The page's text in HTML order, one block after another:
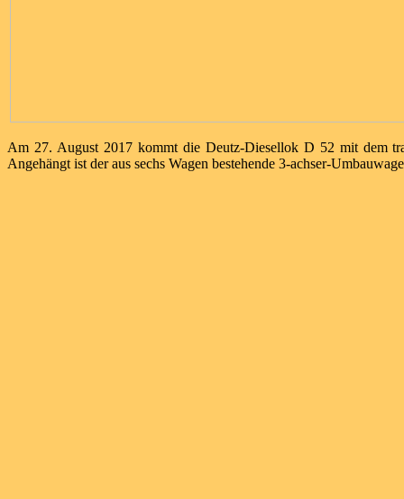
Am 27. August 2017 kommt die Deutz-Diesellok D 52 mit dem
Angehängt ist der aus sechs Wagen bestehende 3-achser-